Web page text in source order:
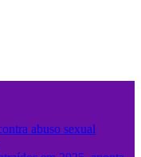
abuso sexual